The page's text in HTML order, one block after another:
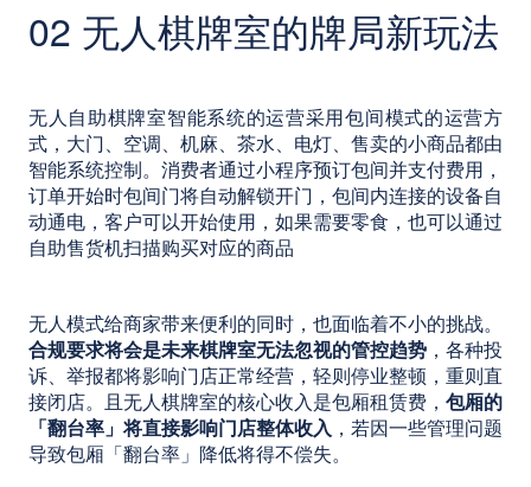
02 无人棋牌室的牌局新玩法
无人自助棋牌室智能系统的运营采用包间模式的运营方
式，大门、空调、机麻、茶水、电灯、售卖的小商品都由
智能系统控制。消费者通过小程序预订包间并支付费用，
订单开始时包间门将自动解锁开门，包间内连接的设备自
动通电，客户可以开始使用，如果需要零食，也可以通过
自助售货机扫描购买对应的商品
无人模式给商家带来便利的同时，也面临着不小的挑战。
合规要求将会是未来棋牌室无法忽视的管控趋势 ，各种投
诉、举报都将影响门店正常经营，轻则停业整顿，重则直
接闭店。且无人棋牌室的核心收入是包厢租赁费， 包厢的
「翻台率」将直接影响门店整体收入 ，若因一些管理问题
导致包厢「翻台率」降低将得不偿失。